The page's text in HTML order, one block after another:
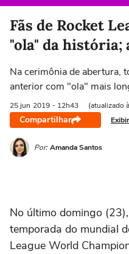
Fãs de Rocket
"ola" da história;
Na cerimônia de abertura,
anterior com "ola" mais
25 jun 2019 - 12h43 (atualizado
Compartilhar
Por: Amanda Santos
No último domingo
temporada do mundial
League World